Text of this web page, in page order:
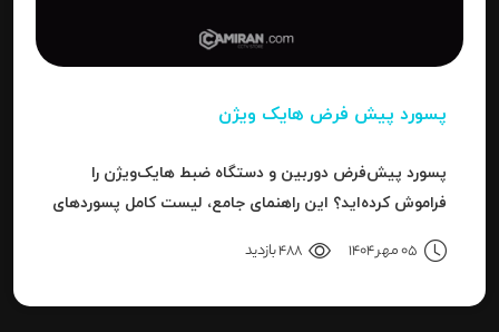
پسورد پیش فرض هایک ویژن
پسورد پیش‌فرض دوربین و دستگاه ضبط هایک‌ویژن را
فراموش کرده‌اید؟ این راهنمای جامع، لیست کامل پسوردهای
"Invalid Password" را آموزش می‌دهد.
05 مهر 1404 488 بازدید